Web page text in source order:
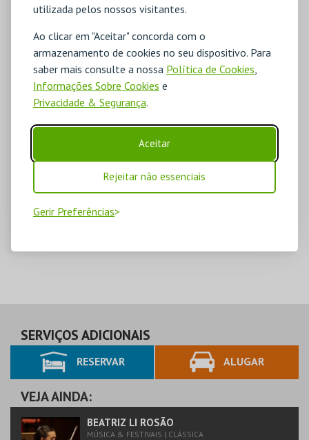
utilizada pelos nossos visitantes.
Ao clicar em "Aceitar" concorda com o
armazenamento de cookies no seu dispositivo. Para
saber mais consulte a nossa Política de Cookies
Informações Sobre Cookies e
Privacidade & Segurança.
Aceitar
Rejeitar não essenciais
Gerir Preferências
SERVIÇOS ADICIONAIS
RESERVAR ALUGAR
VEJA AINDA:
BEATRIZ LI ROSÃO
MÚSICA & FESTIVAIS | CLÁSSICA